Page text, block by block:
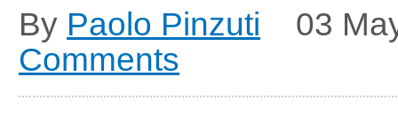
By Paolo Pinzuti
03
Comments